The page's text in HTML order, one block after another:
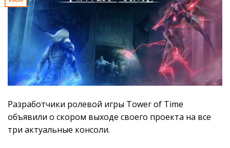
Разработчики ролевой игры Tower of Time
объявили о скором выходе своего проекта на все
три актуальные консоли.